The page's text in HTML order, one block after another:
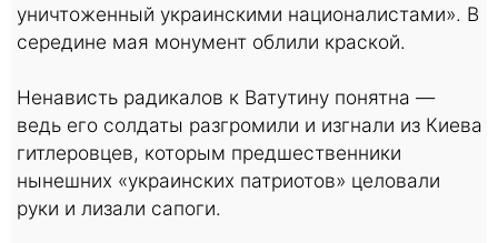
уничтоженный украинскими националистами». В
середине мая монумент облили краской.
Ненависть радикалов к Ватутину понятна —
ведь его солдаты разгромили и изгнали из Киева
гитлеровцев, которым предшественники
нынешних «украинских патриотов» целовали
руки и лизали сапоги.